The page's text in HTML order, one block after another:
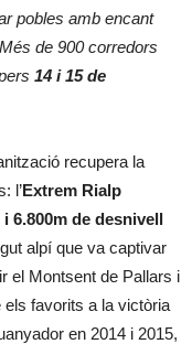
pobles amb encant
de 900 corredors
14 i 15 de
recupera la
l’Extrem Rialp
6.800m de desnivell
alpí que va captivar
el Montsent de Pallars i
els favorits a la victòria
en 2014 i 2015,